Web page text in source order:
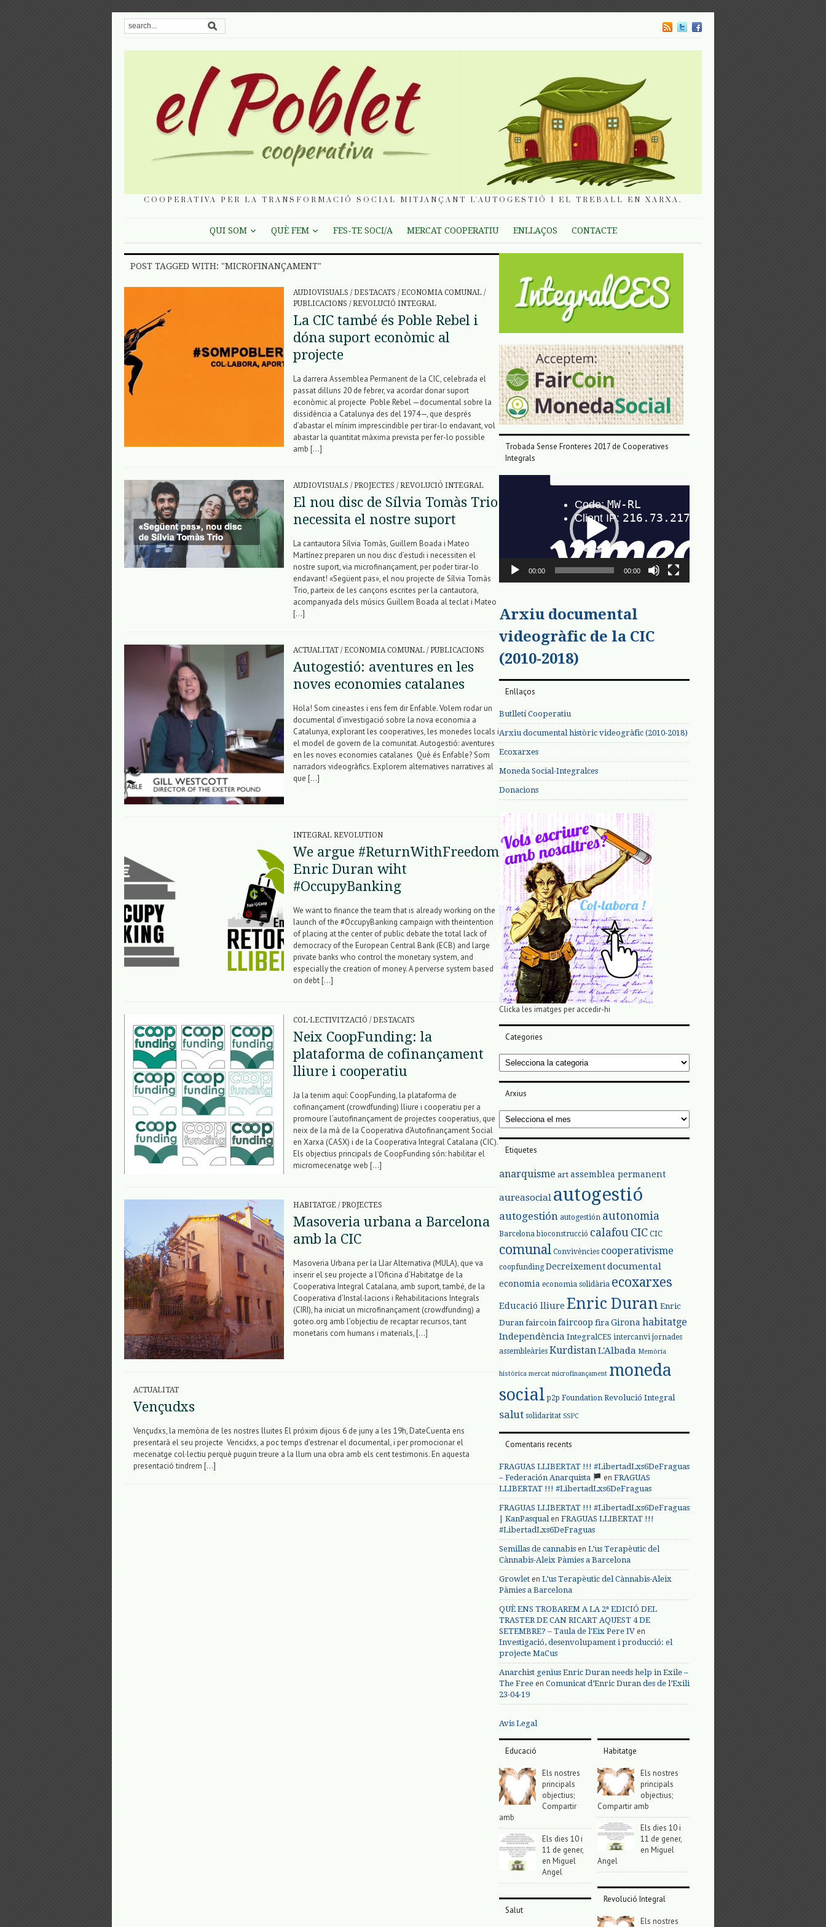
COOPERATIVA PER LA TRANSFORMACIÓ SOCIAL MITJANÇANT L'AUTOGESTIÓ I EL TREBALL EN XARXA.
QUI SOM QUÈ FEM FES-TE SOCI/A MERCAT COOPERATIU ENLLAÇOS CONTACTE
POST TAGGED WITH: "MICROFINANÇAMENT"
AUDIOVISUALS / DESTACATS / ECONOMIA COMUNAL /
PUBLICACIONS / REVOLUCIÓ INTEGRAL
La CIC també és Poble Rebel i
dóna suport econòmic al
projecte
La darrera Assemblea Permanent de la CIC, celebrada el
passat dilluns 20 de febrer, va acordar donar suport
econòmic al projecte Poble Rebel —documental sobre la
dissidència a Catalunya des del 1974—, que després
d’abastar el mínim imprescindible per tirar-lo endavant, vol
abastar la quantitat màxima prevista per fer-lo possible
amb […]
AUDIOVISUALS / PROJECTES / REVOLUCIÓ INTEGRAL
El nou disc de Sílvia Tomàs Trio
necessita el nostre suport
La cantautora Sílvia Tomàs, Guillem Boada i Mateo
Martínez preparen un nou disc d’estudi i necessiten el
nostre suport, via microfinançament, per poder tirar-lo
endavant! «Següent pas», el nou projecte de Sílvia Tomàs
Trio, parteix de les cançons escrites per la cantautora,
acompanyada dels músics Guillem Boada al teclat i Mateo
[…]
ACTUALITAT / ECONOMIA COMUNAL / PUBLICACIONS
Autogestió: aventures en les
noves economies catalanes
Hola! Som cineastes i ens fem dir Enfable. Volem rodar un
documental d’investigació sobre la nova economia a
Catalunya, explorant les cooperatives, les monedes locals i
el model de govern de la comunitat. Autogestió: aventures
en les noves economies catalanes Què és Enfable? Som
narradors videogràfics. Explorem alternatives narratives al
que […]
INTEGRAL REVOLUTION
We argue #ReturnWithFreedom
Enric Duran wiht
#OccupyBanking
We want to finance the team that is already working on the
launch of the #OccupyBanking campaign with theintention
of placing at the center of public debate the total lack of
democracy of the European Central Bank (ECB) and large
private banks who control the monetary system, and
especially the creation of money. A perverse system based
on debt […]
COL·LECTIVITZACIÓ / DESTACATS
Neix CoopFunding: la
plataforma de cofinançament
lliure i cooperatiu
Ja la tenim aquí: CoopFunding, la plataforma de
cofinançament (crowdfunding) lliure i cooperatiu per a
promoure l’autofinançament de projectes cooperatius, que
neix de la mà de la Cooperativa d’Autofinançament Social
en Xarxa (CASX) i de la Cooperativa Integral Catalana (CIC).
Els objectius principals de CoopFunding són: habilitar el
micromecenatge web […]
HABITATGE / PROJECTES
Masoveria urbana a Barcelona
amb la CIC
Masoveria Urbana per la Llar Alternativa (MULA), que va
inserir el seu projecte a l’Oficina d’Habitatge de la
Cooperativa Integral Catalana, amb suport, també, de la
Cooperativa d’Instal·lacions i Rehabilitacions Integrals
(CIRI), ha iniciat un microfinançament (crowdfunding) a
goteo.org amb l’objectiu de recaptar recursos, tant
monetaris com humans i materials, […]
ACTUALITAT
Vençudxs
Vençudxs, la memòria de les nostres lluites El próxim dijous 6 de juny a les 19h, DateCuenta ens
presentarà el seu projecte Vencidxs, a poc temps d’estrenar el documental, i per promocionar el
mecenatge col·lectiu perquè puguin treure a la llum una obra amb els cent testimonis. En aquesta
presentació tindrem […]
Trobada Sense Fronteres 2017 de Cooperatives
Integrals
00:00 00:00
Arxiu documental
videogràfic de la CIC
(2010-2018)
Enllaços
Butlletí Cooperatiu
Arxiu documental històric videogràfic (2010-2018)
Ecoxarxes
Moneda Social-Integralces
Donacions
Clicka les imatges per accedir-hi
Categories
Categories
Arxius
Arxius
Etiquetes
anarquisme art assemblea permanent
aureasocial autogestió
autogestión autogestión autonomia
Barcelona bioconstrucció calafou CIC CIC
comunal Convivències cooperativisme
coopfunding Decreixementdocumental
economia economia solidària ecoxarxes
Educació lliure Enric Duran Enric
Duran faircoin faircoop fira Girona habitatge
Independència IntegralCES intercanvi jornades
assembleàries Kurdistan L'Albada Memòria
històrica mercat microfinançament moneda
social p2p Foundation Revolució Integral
salut solidaritat SSPC
Comentaris recents
FRAGUAS LLIBERTAT !!! #LibertadLxs6DeFraguas
– Federación Anarquista
en FRAGUAS
LLIBERTAT !!! #LibertadLxs6DeFraguas
FRAGUAS LLIBERTAT !!! #LibertadLxs6DeFraguas
| KanPasqualen FRAGUAS LLIBERTAT !!!
#LibertadLxs6DeFraguas
Semillas de cannabis en L’us Terapèutic del
Cànnabis-Aleix Pàmies a Barcelona
Growlet en L’us Terapèutic del Cànnabis-Aleix
Pàmies a Barcelona
QUÈ ENS TROBAREM A LA 2ª EDICIÓ DEL
TRASTER DE CAN RICART AQUEST 4 DE
SETEMBRE? – Taula de l'Eix Pere IV en
Investigació, desenvolupament i producció: el
projecte MaCus
Anarchist genius Enric Duran needs help in Exile –
The Free en Comunicat d’Enric Duran des de l’Exili
23-04-19
Avis Legal
Educació
Els nostres
principals
objectius;
Compartir
amb
Els dies 10 i
11 de gener,
en Miguel
Angel
Salut
Habitatge
Els nostres
principals
objectius;
Compartir amb
Els dies 10 i
11 de gener,
en Miguel
Angel
Revolució Integral
Els nostres